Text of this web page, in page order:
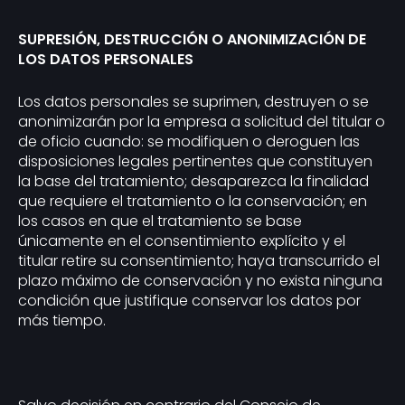
SUPRESIÓN, DESTRUCCIÓN O ANONIMIZACIÓN DE
LOS DATOS PERSONALES
Los datos personales se suprimen, destruyen o se
anonimizarán por la empresa a solicitud del titular o
de oficio cuando: se modifiquen o deroguen las
disposiciones legales pertinentes que constituyen
la base del tratamiento; desaparezca la finalidad
que requiere el tratamiento o la conservación; en
los casos en que el tratamiento se base
únicamente en el consentimiento explícito y el
titular retire su consentimiento; haya transcurrido el
plazo máximo de conservación y no exista ninguna
condición que justifique conservar los datos por
más tiempo.